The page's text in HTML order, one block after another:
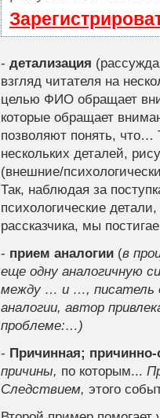
- детализация
взгляд читателя на
целью ФИО обращает
которые обращает
позволяют понять,
нескольких деталей,
(внешние/
Так, наблюдая за
психологические
рассказчика, мы
- прием аналогии(в
еще одну аналогичную
между … и …, писатель
аналогии, автор
проблеме:…)
- Причинная; причин­но-
при­чины, по которым...
Следствием, этого